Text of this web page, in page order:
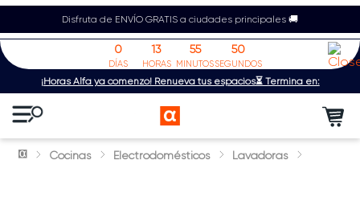
Disfruta de ENVÍO GRATIS a ciudades principales 🚚
¡Horas Alfa ya comenzó! Renueva tus espacios⏳ Termina en:
0
DÍAS
13
HORAS
55
MINUTOS
50
SEGUNDOS
Cocinas Electrodomésticos Lavadoras